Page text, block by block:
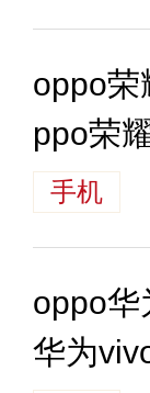
oppo荣
ppo荣
手机
oppo华
华为